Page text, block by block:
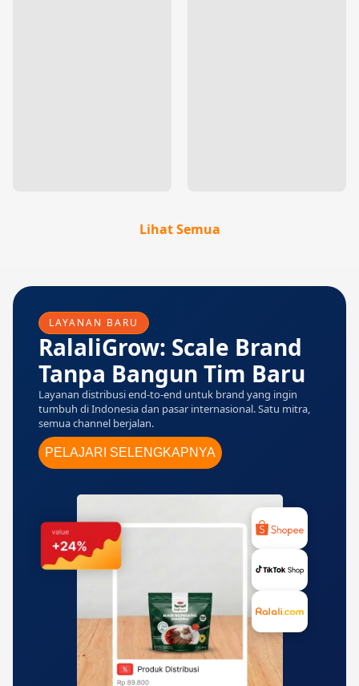
Lihat Semua
LAYANAN BARU
RalaliGrow: Scale Brand
Tanpa Bangun Tim Baru
Layanan distribusi end-to-end untuk brand yang ingin
tumbuh di Indonesia dan pasar internasional. Satu mitra,
semua channel berjalan.
PELAJARI SELENGKAPNYA